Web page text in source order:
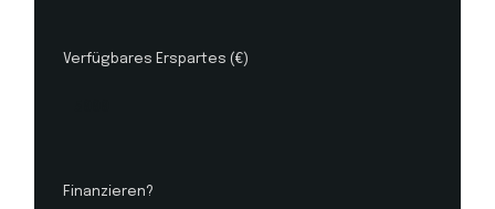
Verfügbares Erspartes (€)
Finanzieren?